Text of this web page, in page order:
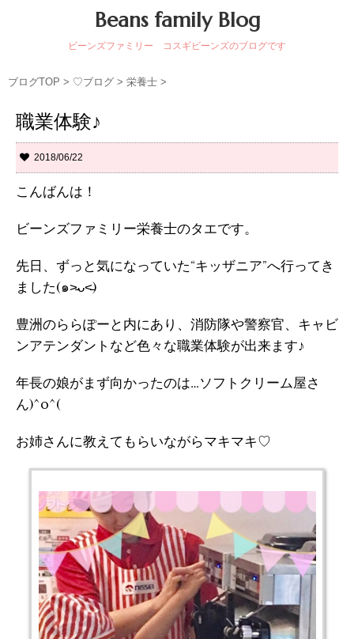
Beans family Blog
ビーンズファミリー コスギビーンズのブログです
ブログTOP > ♡ブログ > 栄養士 >
職業体験♪
2018/06/22
こんばんは！
ビーンズファミリー栄養士のタエです。
先日、ずっと気になっていた“キッザニア”へ行ってき
ました(๑˃̵ᴗ˂̵)
豊洲のららぽーと内にあり、消防隊や警察官、キャビ
ンアテンダントなど色々な職業体験が出来ます♪
年長の娘がまず向かったのは…ソフトクリーム屋さ
ん)^o^(
お姉さんに教えてもらいながらマキマキ♡